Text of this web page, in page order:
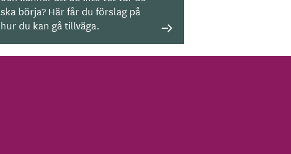
ska börja? Här får du förslag på
hur du kan gå tillväga.